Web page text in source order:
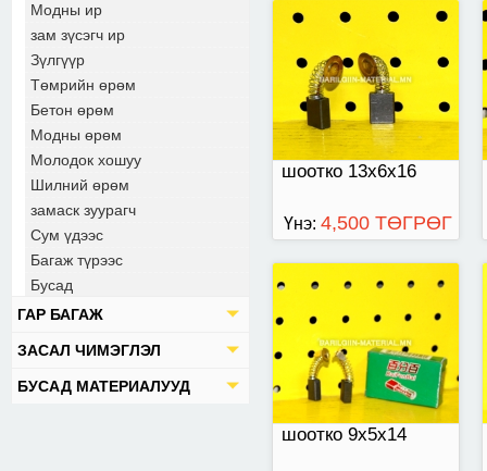
Модны ир
зам зүсэгч ир
Зүлгүүр
Төмрийн өрөм
Бетон өрөм
Модны өрөм
Молодок хошуу
Шилний өрөм
замаск зуурагч
Сум үдээс
Багаж түрээс
Бусад
ГАР БАГАЖ
ЗАСАЛ ЧИМЭГЛЭЛ
БУСАД МАТЕРИАЛУУД
шоотко 13х6х16
Үнэ: 4,500 ТӨГРӨГ
шоотко 9х5х14